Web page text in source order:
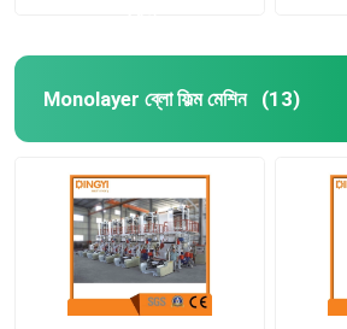
Monolayer ব্লো ফিল্ম মেশিন (13)